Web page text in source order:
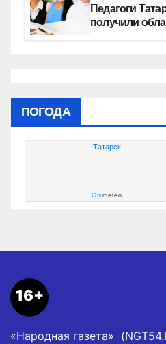
Педагоги
получили
ПОГОДА
Татарск
Gismeteo
16+
«Народная газета»